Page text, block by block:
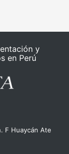
y
en Perú
F Huaycán Ate